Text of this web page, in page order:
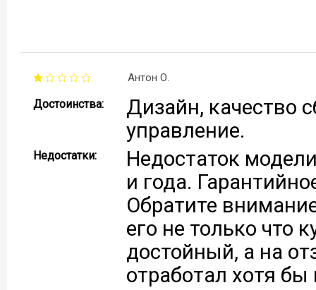
Антон О.
Достоинства:
Дизайн, качество
управление.
Недостатки:
Недостаток
и года.
Обратите
его не только что
достойный, а на
отработал хотя бы